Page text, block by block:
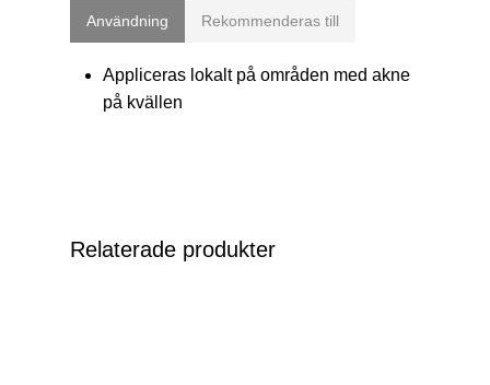
Användning Rekommenderas till
Appliceras lokalt på områden med akne
på kvällen
Relaterade produkter